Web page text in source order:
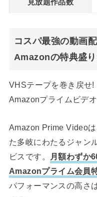
見放題作品数
コスパ最強の動画
Amazonの特典盛り
VHSテープを巻き戻せ
Amazonプライムビデ
Amazon Prime Video
た多岐にわたるジャン
ビスです。
月額わずか
Amazonプライム会員
パフォーマンスの高さ